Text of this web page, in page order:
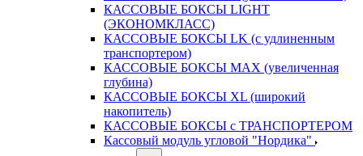
КАССОВЫЕ БОКСЫ LIGHT
(ЭКОНОМКЛАСС)
КАССОВЫЕ БОКСЫ LK (с удлиненным
транспортером)
КАССОВЫЕ БОКСЫ MAX (увеличенная
глубина)
КАССОВЫЕ БОКСЫ XL (широкий
накопитель)
КАССОВЫЕ БОКСЫ с ТРАНСПОРТЕРОМ
Кассовый модуль угловой "Нордика"